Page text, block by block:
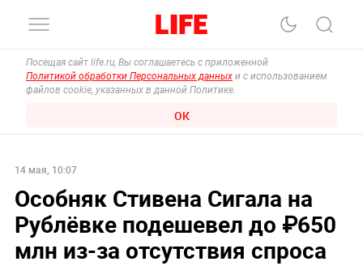
Посещая сайт life.ru, Вы соглашаетесь с приложенной
Политикой обработки Персональных данных и с использованием
файлов cookie, указанных в данной Политике.
ОК
14 мая, 10:07
Особняк Стивена Сигала на
Рублёвке подешевел до ₽650
млн из-за отсутствия спроса